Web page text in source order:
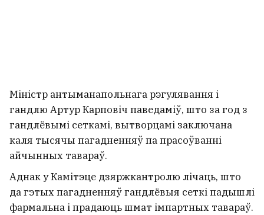
Міністр антыманапольнага рэгулявання і
гандлю Артур Карповіч паведаміў, што за год з
гандлёвымі сеткамі, вытворцамі заключана
каля тысячы пагадненняў па прасоўванні
айчынных тавараў.
Аднак у Камітэце дзяржкантролю лічаць, што
да гэтых пагадненняў гандлёвыя сеткі падышлі
фармальна і прадаюць шмат імпартных тавараў.